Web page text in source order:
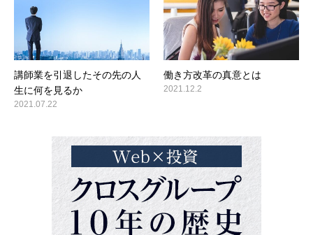
講師業を引退したその先の人
生に何を見るか
2021.07.22
働き方改革の真意とは
2021.12.2